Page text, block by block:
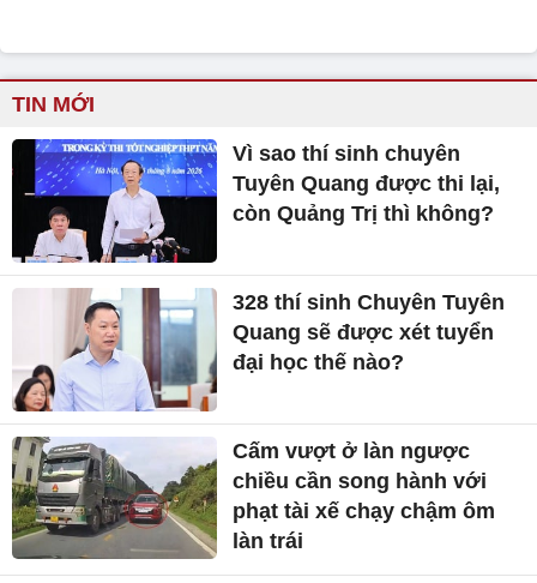
TIN MỚI
Vì sao thí sinh chuyên
Tuyên Quang được thi lại,
còn Quảng Trị thì không?
328 thí sinh Chuyên Tuyên
Quang sẽ được xét tuyển
đại học thế nào?
Cấm vượt ở làn ngược
chiều cần song hành với
phạt tài xế chạy chậm ôm
làn trái